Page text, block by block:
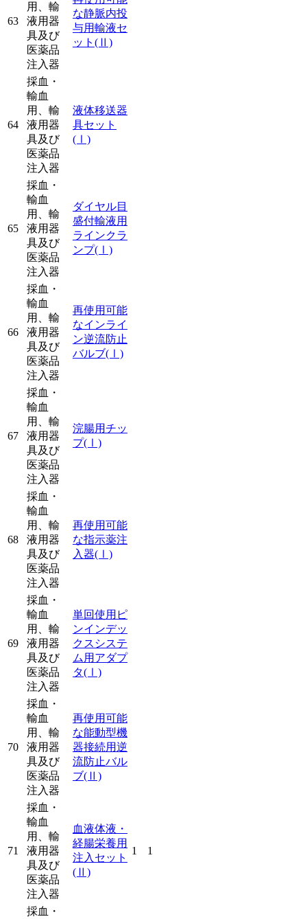
63
用、輸
液用器
具及び
医薬品
注入器
な静脈内投
与用輸液セ
ット (Ⅱ)
64
採血・
輸血
用、輸
液用器
具及び
医薬品
注入器
液体移送器
具セット
(Ⅰ)
65
採血・
輸血
用、輸
液用器
具及び
医薬品
注入器
ダイヤル目
盛付輸液用
ラインクラ
ンプ(Ⅰ)
66
採血・
輸血
用、輸
液用器
具及び
医薬品
注入器
再使用可能
なインライ
ン逆流防止
バルブ(Ⅰ)
67
採血・
輸血
用、輸
液用器
具及び
医薬品
注入器
浣腸用チッ
プ(Ⅰ)
68
採血・
輸血
用、輸
液用器
具及び
医薬品
注入器
再使用可能
な指示薬注
入器(Ⅰ)
69
採血・
輸血
用、輸
液用器
具及び
医薬品
注入器
単回使用ピ
ンインデッ
クスシステ
ム用アダプ
タ(Ⅰ)
70
採血・
輸血
用、輸
液用器
具及び
医薬品
注入器
再使用可能
な能動型機
器接続用逆
流防止バル
ブ(Ⅱ)
71
採血・
輸血
用、輸
液用器
具及び
医薬品
注入器
血液体液・
経腸栄養用
注入セット
(Ⅱ)
1 1
採血・